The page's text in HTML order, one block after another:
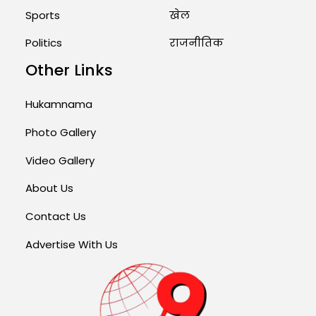
Sports
Politics
खेल
राजनीतिक
Other Links
Hukamnama
Photo Gallery
Video Gallery
About Us
Contact Us
Advertise With Us